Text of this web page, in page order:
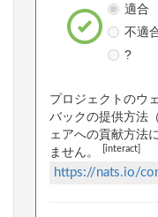
適合
不適
?
プロジェクトのウ
バックの提供方法
ェアへの貢献方法
ません。
[interact]
https://nats.io/